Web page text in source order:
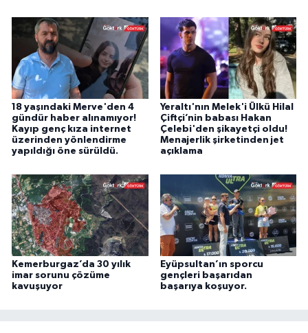
18 yaşındaki Merve'den 4
gündür haber alınamıyor!
Kayıp genç kıza internet
üzerinden yönlendirme
yapıldığı öne sürüldü.
Yeraltı'nın Melek'i Ülkü Hilal
Çiftçi’nin babası Hakan
Çelebi'den şikayetçi oldu!
Menajerlik şirketinden jet
açıklama
Kemerburgaz’da 30 yılık
imar sorunu çözüme
kavuşuyor
Eyüpsultan’ın sporcu
gençleri başarıdan
başarıya koşuyor.